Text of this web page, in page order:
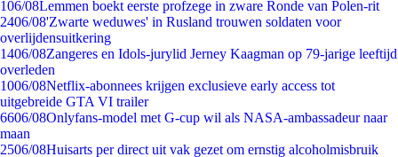
106/08Lemmen boekt eerste profzege in zware Ronde van Polen-rit
2406/08'Zwarte weduwes' in Rusland trouwen soldaten voor
overlijdensuitkering
1406/08Zangeres en Idols-jurylid Jerney Kaagman op 79-jarige leeftijd
overleden
1006/08Netflix-abonnees krijgen exclusieve early access tot
uitgebreide GTA VI trailer
6606/08Onlyfans-model met G-cup wil als NASA-ambassadeur naar
maan
2506/08Huisarts per direct uit vak gezet om ernstig alcoholmisbruik